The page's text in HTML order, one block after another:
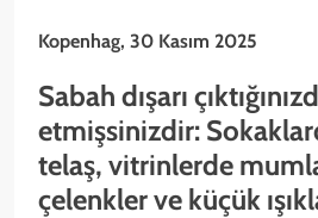
Kopenhag, 30 Kasım 2025
Sabah dışarı
etmişsinizdir:
telaş, vitrinlerde
çelenkler ve küçük